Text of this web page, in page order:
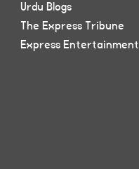
Urdu Blogs
The Express Tribune
Express Entertainment